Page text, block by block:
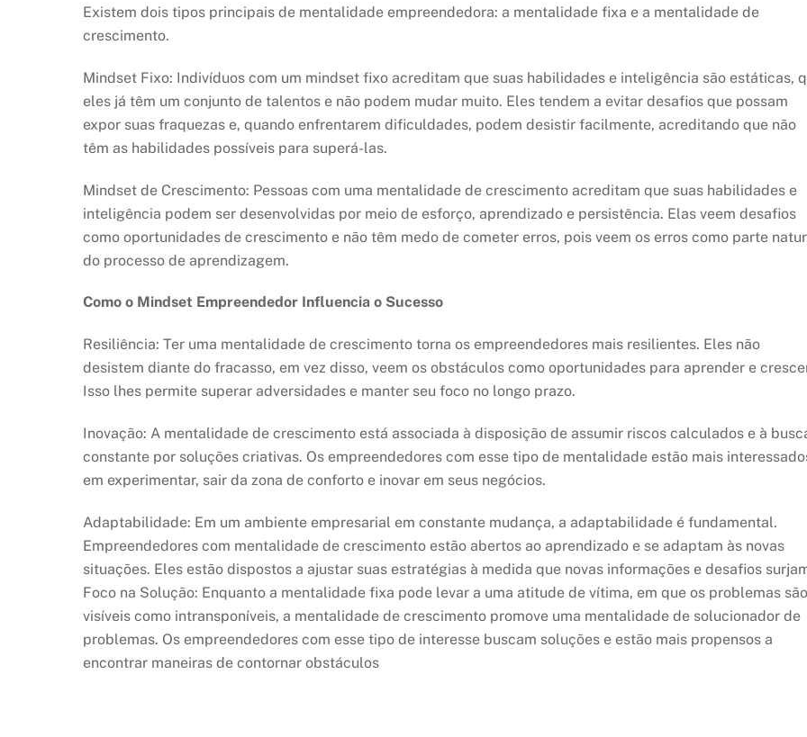
Existem dois tipos principais de mentalidade empreendedora: a mentalidade fixa e a mentalidade de
crescimento.
Mindset Fixo: Indivíduos com um mindset fixo acreditam que suas habilidades e inteligência são estáticas,
eles já têm um conjunto de talentos e não podem mudar muito. Eles tendem a evitar desafios que possam
expor suas fraquezas e, quando enfrentarem dificuldades, podem desistir facilmente, acreditando que não
têm as habilidades possíveis para superá-las.
Mindset de Crescimento: Pessoas com uma mentalidade de crescimento acreditam que suas habilidades e
inteligência podem ser desenvolvidas por meio de esforço, aprendizado e persistência. Elas veem desafios
como oportunidades de crescimento e não têm medo de cometer erros, pois veem os erros como parte
do processo de aprendizagem.
Como o Mindset Empreendedor Influencia o Sucesso
Resiliência: Ter uma mentalidade de crescimento torna os empreendedores mais resilientes. Eles não
desistem diante do fracasso, em vez disso, veem os obstáculos como oportunidades para aprender e
Isso lhes permite superar adversidades e manter seu foco no longo prazo.
Inovação: A mentalidade de crescimento está associada à disposição de assumir riscos calculados e à
constante por soluções criativas. Os empreendedores com esse tipo de mentalidade estão mais
em experimentar, sair da zona de conforto e inovar em seus negócios.
Adaptabilidade: Em um ambiente empresarial em constante mudança, a adaptabilidade é fundamental.
Empreendedores com mentalidade de crescimento estão abertos ao aprendizado e se adaptam às novas
situações. Eles estão dispostos a ajustar suas estratégias à medida que novas informações e desafios
Foco na Solução: Enquanto a mentalidade fixa pode levar a uma atitude de vítima, em que os problemas são
visíveis como intransponíveis, a mentalidade de crescimento promove uma mentalidade de solucionador de
problemas. Os empreendedores com esse tipo de interesse buscam soluções e estão mais propensos a
encontrar maneiras de contornar obstáculos